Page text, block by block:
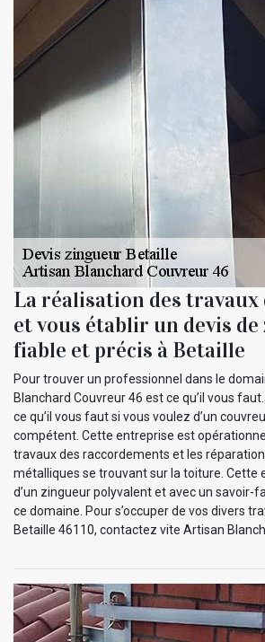
La réalisation des
et vous établir un devis
fiable et précis à Betaille
Pour trouver un professionnel dans le
Blanchard Couvreur 46 est ce qu’il vous
ce qu’il vous faut si vous voulez d’un
compétent. Cette entreprise est
travaux des raccordements et les
métalliques se trouvant sur la toiture. Cette
d’un zingueur polyvalent et avec un savoir-
ce domaine. Pour s’occuper de vos divers
Betaille 46110, contactez vite Artisan